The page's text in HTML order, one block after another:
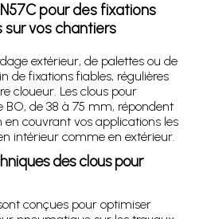
pour des fixations
sur vos chantiers
extérieur, de palettes ou de
de fixations fiables, régulières
cloueur. Les clous pour
BO, de 38 à 75 mm, répondent
en couvrant vos applications les
intérieur comme en extérieur.
des clous pour
conçues pour optimiser